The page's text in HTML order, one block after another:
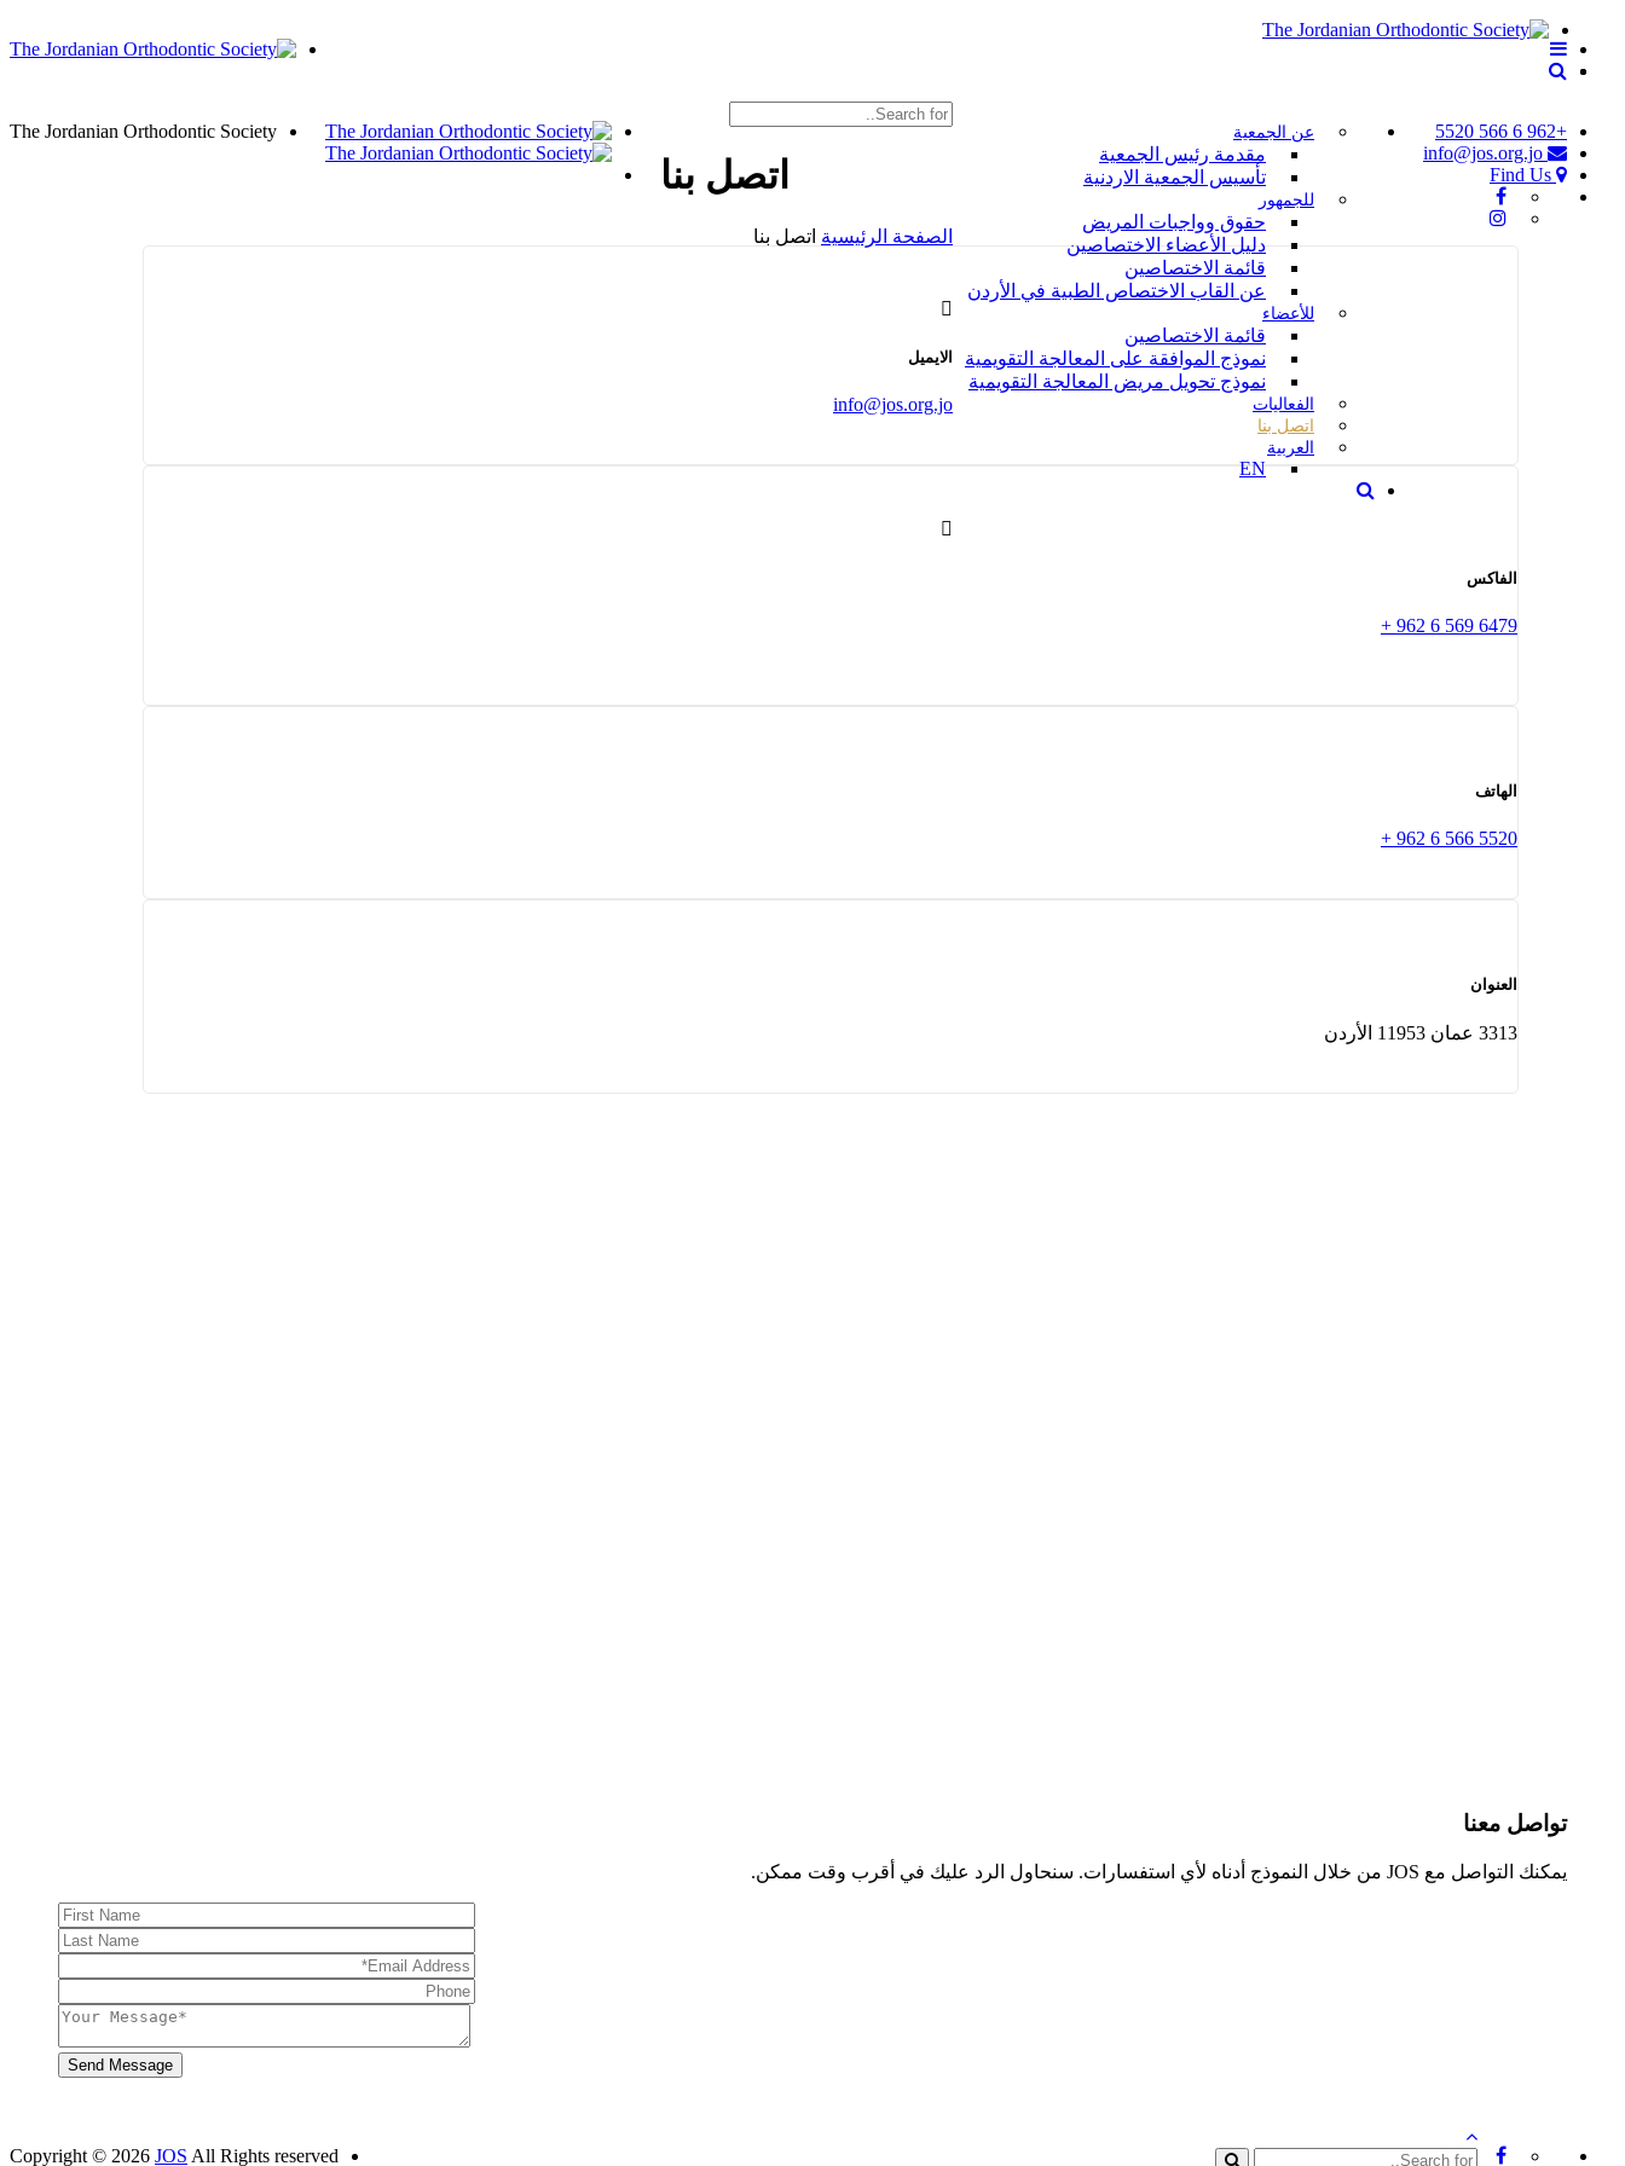
The Jordanian Orthodontic Society
+962 6 566 5520
عن الجمعية
مقدمة رئيس الجمعية
تأسيس الجمعية الاردنية
للجمهور
حقوق وواجبات المريض
دليل الأعضاء الاختصاصين
قائمة الاختصاصين
عن القاب الاختصاص الطبية في الأردن
للأعضاء
قائمة الاختصاصين
نموذج الموافقة على المعالجة التقويمية
نموذج تحويل مريض المعالجة التقويمية
الفعاليات
اتصل بنا
العربية
EN
اتصل بنا
الصفحة الرئيسية اتصل بنا
الايميل
info@jos.org.jo
الفاكس
6479 569 6 962 +
الهاتف
5520 566 6 962 +
العنوان
3313 عمان 11953 الأردن
تواصل معنا
يمكنك التواصل مع JOS من خلال النموذج أدناه لأي استفسارات. سنحاول الرد عليك في أقرب وقت ممكن.
Copyright © 2026 JOS All Rights reserved